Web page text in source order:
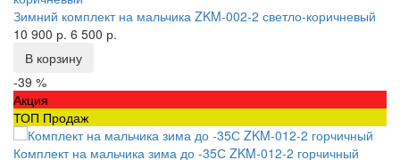
Зимний комплект на мальчика ZKM-002-2 светло-коричневый
10 900 р. 6 500 р.
В корзину
-39 %
Акция
ТОП Продаж
Комплект на мальчика зима до -35С ZKM-012-2 горчичный